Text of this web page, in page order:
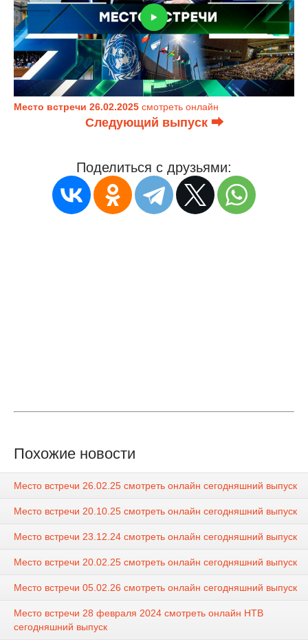
Место встречи 26.02.2025 смотреть онлайн
Следующий выпуск ⮕
Поделиться с друзьями:
Похожие новости
Место встречи 26.02.25 смотреть онлайн сегодняшний выпуск
Место встречи 20.10.25 смотреть онлайн сегодняшний выпуск
Место встречи 23.12.24 смотреть онлайн сегодняшний выпуск
Место встречи 20.02.25 смотреть онлайн сегодняшний выпуск
Место встречи 05.02.26 смотреть онлайн сегодняшний выпуск
Место встречи 28 февраля 2024 смотреть онлайн НТВ
сегодняшний выпуск